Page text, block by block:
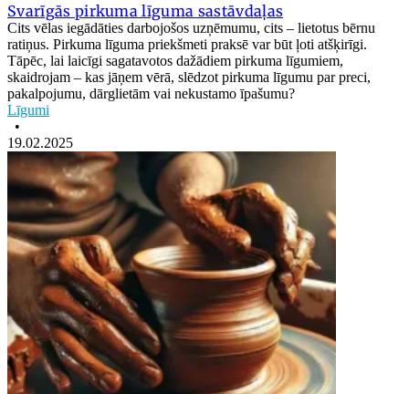
Svarīgās pirkuma līguma sastāvdaļas
Cits vēlas iegādāties darbojošos uzņēmumu, cits – lietotus bērnu
ratiņus. Pirkuma līguma priekšmeti praksē var būt ļoti atšķirīgi.
Tāpēc, lai laicīgi sagatavotos dažādiem pirkuma līgumiem,
skaidrojam – kas jāņem vērā, slēdzot pirkuma līgumu par preci,
pakalpojumu, dārglietām vai nekustamo īpašumu?
Līgumi
•
19.02.2025